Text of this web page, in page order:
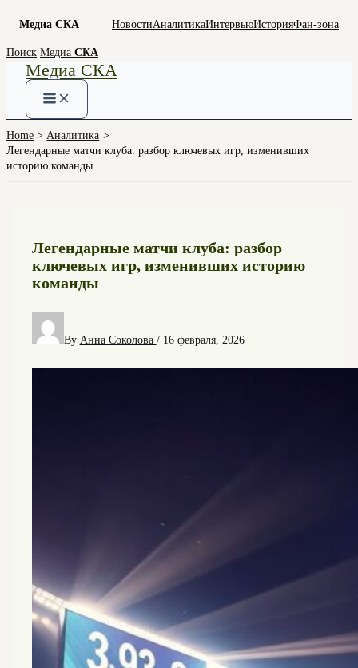
Медиа СКА НовостиАналитикаИнтервьюИсторияФан-зона
Skip
content
Поиск Медиа СКА
Медиа СКА
Home
Аналитика
Легендарные матчи клуба: разбор ключевых игр, изменивших
историю команды
Легендарные матчи клуба: разбор
ключевых игр, изменивших историю
команды
By Анна Соколова / 16 февраля, 2026